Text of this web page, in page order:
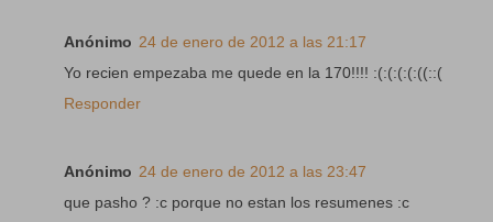
Anónimo 24 de enero de 2012 a las 21:17
Yo recien empezaba me quede en la 170!!!! :(:(:(:(:((::(
Responder
Anónimo 24 de enero de 2012 a las 23:47
que pasho ? :c porque no estan los resumenes :c